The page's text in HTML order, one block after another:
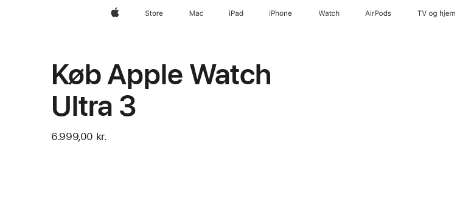
AppleStore Mac iPad iPhone Watch AirPods TV og hjem
Køb Apple Watch
Ultra 3
6.999,00 kr.